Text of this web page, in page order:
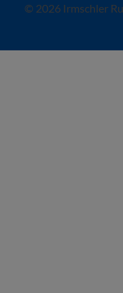
© 2026 Irmschler